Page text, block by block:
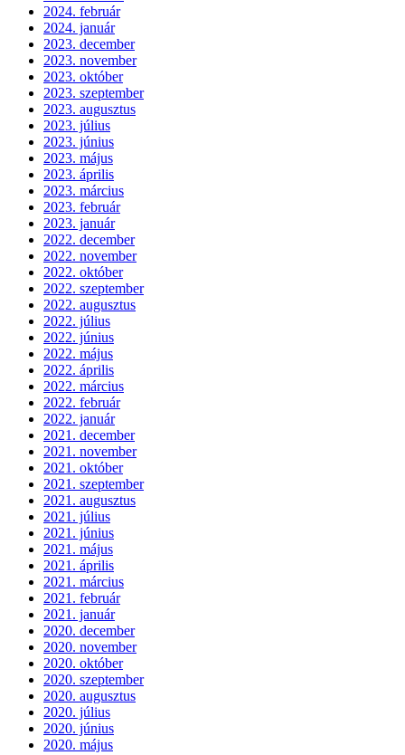
2024. február
2024. január
2023. december
2023. november
2023. október
2023. szeptember
2023. augusztus
2023. július
2023. június
2023. május
2023. április
2023. március
2023. február
2023. január
2022. december
2022. november
2022. október
2022. szeptember
2022. augusztus
2022. július
2022. június
2022. május
2022. április
2022. március
2022. február
2022. január
2021. december
2021. november
2021. október
2021. szeptember
2021. augusztus
2021. július
2021. június
2021. május
2021. április
2021. március
2021. február
2021. január
2020. december
2020. november
2020. október
2020. szeptember
2020. augusztus
2020. július
2020. június
2020. május